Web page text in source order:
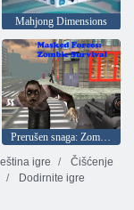
Mahjong Dimensions
Prerušen snaga: Zombi Survival
igre
Čišćenje
Dodirnite igre